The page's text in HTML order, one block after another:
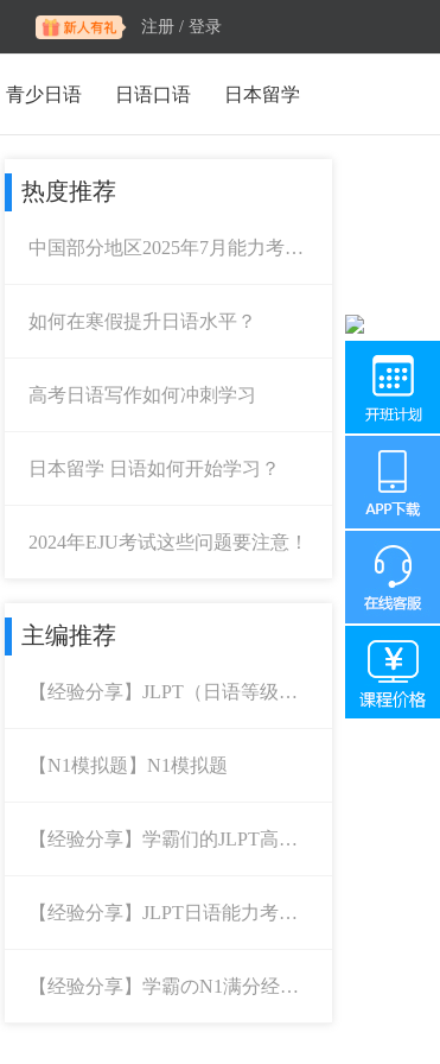
注册 / 登录
青少日语 日语口语 日本留学
热度推荐
中国部分地区2025年7月能力考报
如何在寒假提升日语水平？
高考日语写作如何冲刺学习
日本留学 日语如何开始学习？
2024年EJU考试这些问题要注意！
主编推荐
【经验分享】JLPT（日语等级考
【N1模拟题】N1模拟题
【经验分享】学霸们的JLPT高分
【经验分享】JLPT日语能力考日
【经验分享】学霸のN1满分经验